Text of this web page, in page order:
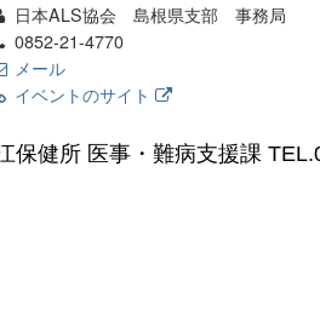
日本ALS協会 島根県支部 事務局
0852-21-4770
メール
イベントのサイト
保健所 医事・難病支援課